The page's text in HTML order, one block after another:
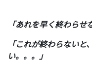
「あれを早く終わらせ
「これが終わらない
い。。。」